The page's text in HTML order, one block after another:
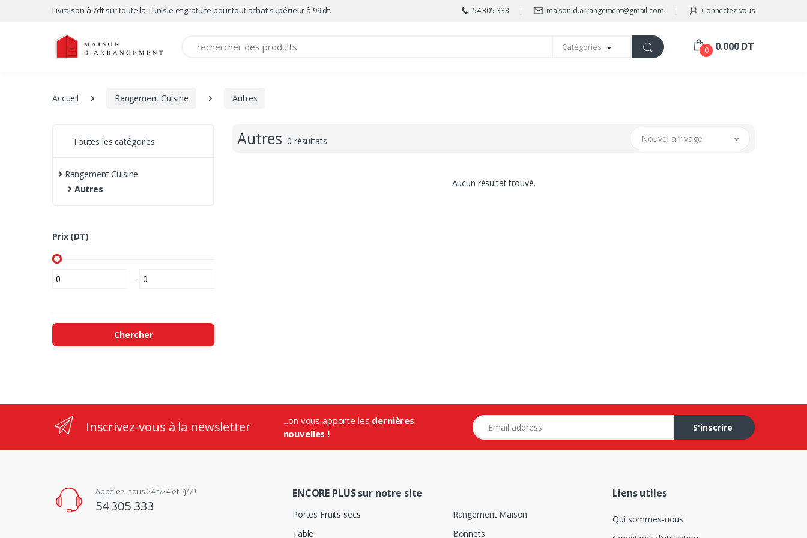
Livraison à 7dt sur toute la Tunisie et gratuite pour tout achat supérieur à 99 dt. 54 305 333 maison.d.arrangement@gmail.com Connectez-vous
Recherche Catégories 0 0.000 DT
Accueil Rangement Cuisine Autres
Toutes les catégories
Rangement Cuisine
Autres
Prix (DT)
—
Chercher
Autres 0 résultats Nouvel arrivage
Aucun résultat trouvé.
Inscrivez-vous à la newsletter ...on vous apporte les dernières
nouvelles !
Adresse e-mail
S'inscrire
Appelez-nous 24h/24 et 7j/7 !
54 305 333
ENCORE PLUS sur notre site
Portes Fruits secs
Table
Rangement Maison
Bonnets
Liens utiles
Qui sommes-nous